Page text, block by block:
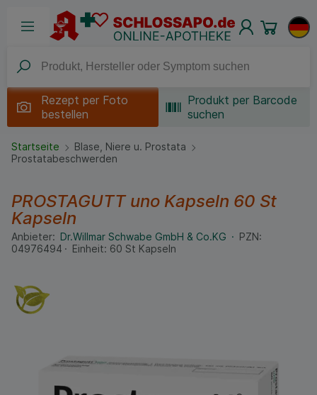
Rezept per Foto
bestellen
Produkt per Barcode
suchen
Startseite
Blase, Niere u. Prostata
Prostatabeschwerden
PROSTAGUTT uno Kapseln 60 St
Kapseln
Anbieter: Dr.Willmar Schwabe GmbH & Co.KG
PZN:
04976494
Einheit: 60 St Kapseln